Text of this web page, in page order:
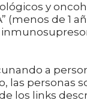
y
(menos de 1
a
las personas
los links